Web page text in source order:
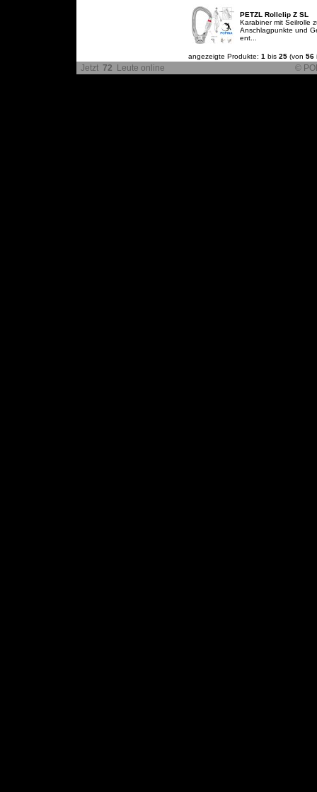
PETZL Rollclip Z SL
Karabiner mit Seilrolle
Anschlagpunkte und
ent...
angezeigte Produkte: 1 bis 25(von 56
Jetzt 72 Leute online ©